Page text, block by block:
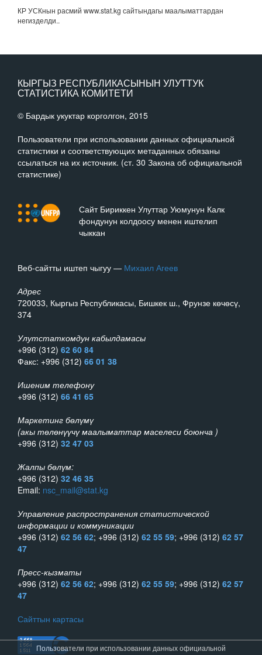
КР УСКнын расмий www.stat.kg сайтындагы маалыматтардан
негизделди..
КЫРГЫЗ РЕСПУБЛИКАСЫНЫН УЛУТТУК
СТАТИСТИКА КОМИТЕТИ
© Бардык укуктар корголгон, 2015
Пользователи при использовании данных официальной
статистики и соответствующих метаданных обязаны
ссылаться на их источник. (ст. 30 Закона об официальной
статистике)
Сайт Бириккен Улуттар Уюмунун Калк
фондунун колдоосу менен иштелип
чыккан
Веб-сайтты иштеп чыгуу — Михаил Агеев
Адрес
720033, Кыргыз Республикасы, Бишкек ш., Фрунзе көчөсү,
374
Улутстаткомдун кабылдамасы
+996 (312) 62 60 84
Факс: +996 (312) 66 01 38
Ишеним телефону
+996 (312) 66 41 65
Маркетинг бөлүмү
(акы төлөнүүчү маалыматтар маселеси боюнча )
+996 (312) 32 47 03
Жалпы бөлүм:
+996 (312) 32 46 35
Email: nsc_mail@stat.kg
Управление распространения статистической
информации и коммуникации
+996 (312) 62 56 62; +996 (312) 62 55 59; +996 (312) 62 57
47
Пресс-кызматы
+996 (312) 62 56 62; +996 (312) 62 55 59; +996 (312) 62 57
47
Сайттын картасы
Пользователи при использовании данных официальной